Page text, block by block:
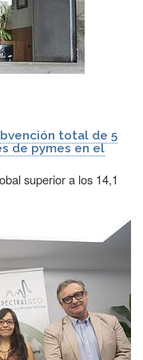
total de 5
de pymes en el
superior a los 14,1